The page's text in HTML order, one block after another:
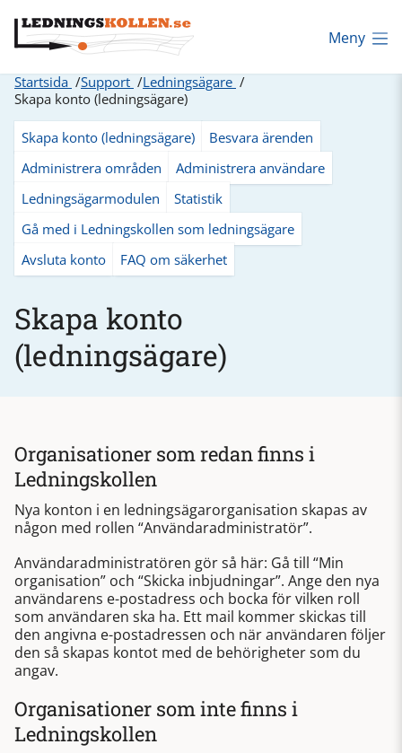
Meny
Startsida Support
Ledningsägare
Skapa konto (ledningsägare)
Skapa konto (ledningsägare)
Besvara ärenden
Administrera områden
Administrera användare
Ledningsägarmodulen
Statistik
Gå med i Ledningskollen som ledningsägare
Avsluta konto
FAQ om säkerhet
Skapa konto
(ledningsägare)
Organisationer som redan finns i
Ledningskollen
Nya konton i en ledningsägarorganisation skapas av
någon med rollen “Användaradministratör”.
Användaradministratören gör så här: Gå till “Min
organisation” och “Skicka inbjudningar”. Ange den nya
användarens e-postadress och bocka för vilken roll
som användaren ska ha. Ett mail kommer skickas till
den angivna e-postadressen och när användaren följer
den så skapas kontot med de behörigheter som du
angav.
Organisationer som inte finns i
Ledningskollen